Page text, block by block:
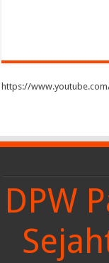
https://
DPW